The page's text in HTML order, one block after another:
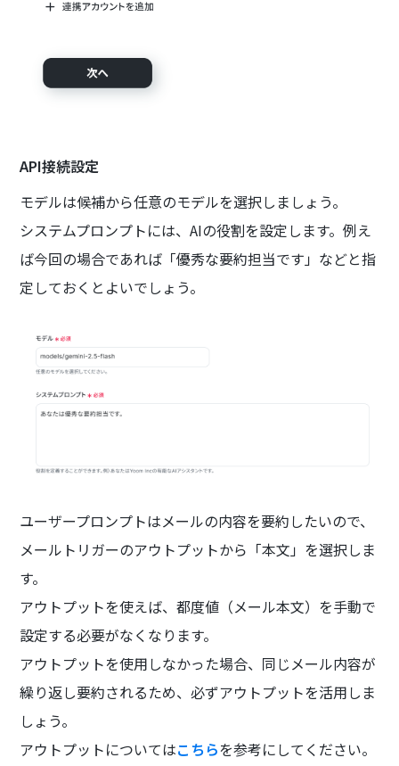
API接続設定
モデルは候補から任意のモデルを選択しましょう。
システムプロンプトには、AIの役割を設定します。例え
ば今回の場合であれば「優秀な要約担当です」などと指
定しておくとよいでしょう。
ユーザープロンプトはメールの内容を要約したいので、
メールトリガーのアウトプットから「本文」を選択しま
す。
アウトプットを使えば、都度値（メール本文）を手動で
設定する必要がなくなります。
アウトプットを使用しなかった場合、同じメール内容が
繰り返し要約されるため、必ずアウトプットを活用しま
しょう。
アウトプットについてはこちらを参考にしてください。